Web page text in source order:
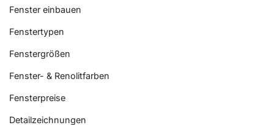
Fenster einbauen
Fenstertypen
Fenstergrößen
Fenster- & Renolitfarben
Fensterpreise
Detailzeichnungen